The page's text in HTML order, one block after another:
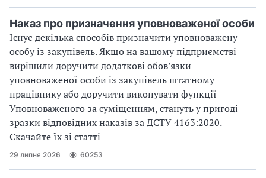
Наказ про призначення уповноваженої особи
Існує декілька способів призначити уповноважену
особу із закупівель. Якщо на вашому підприємстві
вирішили доручити додаткові обов’язки
уповноваженої особи із закупівель штатному
працівнику або доручити виконувати функції
Уповноваженого за суміщенням, стануть у пригоді
зразки відповідних наказів за ДСТУ 4163:2020.
Скачайте їх зі статті
29 липня 2026 60253